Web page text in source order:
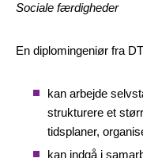
Sociale færdigheder
En diplomingeniør fra
kan arbejde
strukturere et
tidsplaner,
kan indgå i